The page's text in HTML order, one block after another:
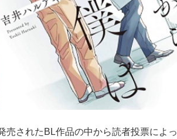
売されたBL作品の中から読者投票によっ